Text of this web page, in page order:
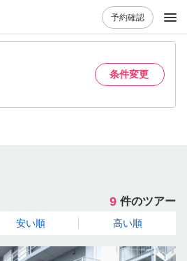
予約確認
条件変更
9 件のツアー
安い順 高い順